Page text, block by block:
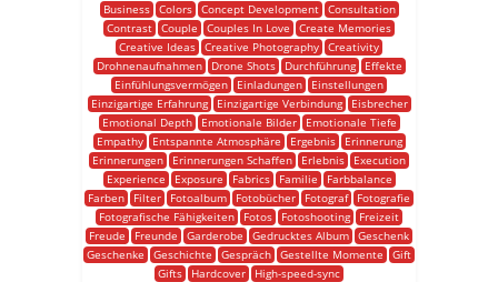
Business
Colors Concept Development
Consultation
Contrast Couple Couples In Love
Create Memories
Creative Ideas Creative Photography Creativity
Drohnenaufnahmen
Drone Shots Durchführung
Effekte
Einfühlungsvermögen
Einladungen
Einstellungen
Einzigartige Erfahrung
Einzigartige Verbindung
Eisbrecher
Emotional Depth
Emotionale Bilder
Emotionale Tiefe
Empathy
Entspannte Atmosphäre Ergebnis
Erinnerung
Erinnerungen
Erinnerungen Schaffen Erlebnis
Execution
Experience
Exposure Fabrics Familie
Farbbalance
Farben
Filter Fotoalbum Fotobücher Fotograf
Fotografie
Fotografische Fähigkeiten
Fotos Fotoshooting
Freizeit
Freude
Freunde Garderobe Gedrucktes Album Geschenk
Geschenke
Geschichte Gespräch Gestellte Momente
Gift
Gifts
Hardcover
High-speed-sync